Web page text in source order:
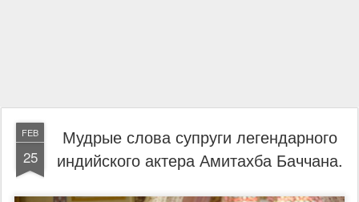
FEB
25
Мудрые слова супруги легендарного
индийского актера Амитахба Баччана.